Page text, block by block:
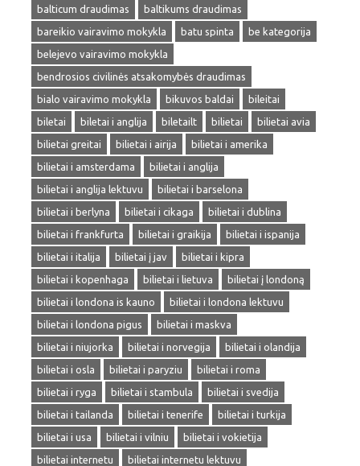
balticum draudimas
baltikums draudimas
bareikio vairavimo mokykla
batu spinta
be kategorija
belejevo vairavimo mokykla
bendrosios civilinės atsakomybės draudimas
bialo vairavimo mokykla
bikuvos baldai
bileitai
biletai
biletai i anglija biletailt bilietai
bilietai avia
bilietai greitai
bilietai i airija
bilietai i amerika
bilietai i amsterdama
bilietai i anglija
bilietai i anglija lektuvu
bilietai i barselona
bilietai i berlyna
bilietai i cikaga
bilietai i dublina
bilietai i frankfurta
bilietai i graikija
bilietai i ispanija
bilietai i italija
bilietai į jav
bilietai i kipra
bilietai i kopenhaga
bilietai i lietuva
bilietai į londoną
bilietai i londona is kauno
bilietai i londona lektuvu
bilietai i londona pigus
bilietai i maskva
bilietai i niujorka
bilietai i norvegija
bilietai i olandija
bilietai i osla
bilietai i paryziu
bilietai i roma
bilietai i ryga
bilietai i stambula
bilietai i svedija
bilietai i tailanda
bilietai i tenerife
bilietai i turkija
bilietai i usa
bilietai i vilniu
bilietai i vokietija
bilietai internetu
bilietai internetu lektuvu